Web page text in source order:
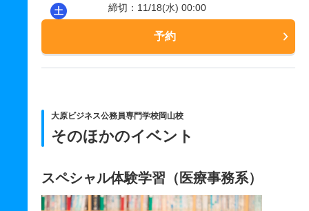
土
締切：11/18(水) 00:00
予約
大原ビジネス公務員専門学校岡山校
そのほかのイベント
スペシャル体験学習（医療事務系）